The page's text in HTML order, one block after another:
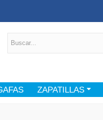
ZAPATILLAS